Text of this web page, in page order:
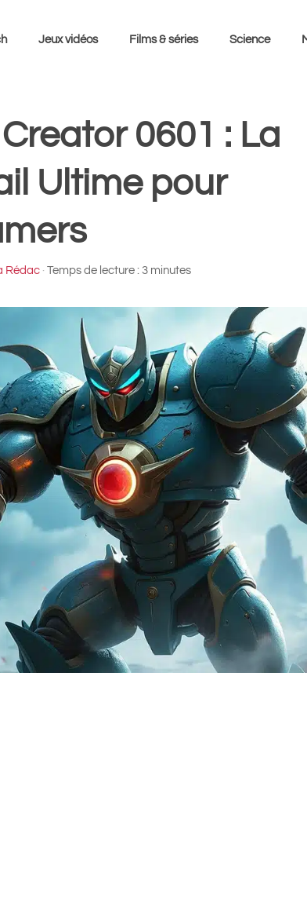
Jeux vidéos Films & séries Science
0601 : La
Ultime pour
Rédac · Temps de lecture : 3 minutes